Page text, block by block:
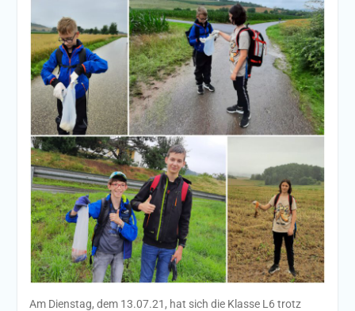
Am Dienstag, dem 13.07.21, hat sich die Klasse L6 trotz